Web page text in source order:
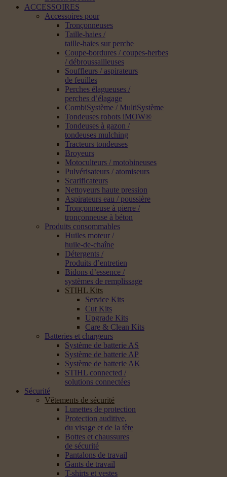
ACCESSOIRES
Accessoires pour
Tronçonneuses
Taille-haies /
taille-haies sur perche
Coupe-bordures / coupes-herbes
/ débroussailleuses
Souffleurs / aspirateurs
de feuilles
Perches élagueuses /
perches d’élagage
CombiSystème / MultiSystème
Tondeuses robots iMOW®
Tondeuses à gazon /
tondeuses mulching
Tracteurs tondeuses
Broyeurs
Motoculteurs / motobineuses
Pulvérisateurs / atomiseurs
Scarificateurs
Nettoyeurs haute pression
Aspirateurs eau / poussière
Tronçonneuse à pierre /
tronçonneuse à béton
Produits consommables
Huiles moteur /
huile-de-chaîne
Détergents /
Produits d’entretien
Bidons d’essence /
systèmes de remplissage
STIHL Kits
Service Kits
Cut Kits
Upgrade Kits
Care & Clean Kits
Batteries et chargeurs
Système de batterie AS
Système de batterie AP
Système de batterie AK
STIHL connected /
solutions connectées
Sécurité
Vêtements de sécurité
Lunettes de protection
Protection auditive,
du visage et de la tête
Bottes et chaussures
de sécurité
Pantalons de travail
Gants de travail
T-shirts et vestes